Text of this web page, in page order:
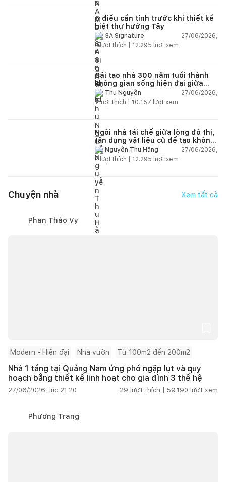
5 điều cần tính trước khi thiết kế
biệt thự hướng Tây
3A Signature
27/06/2026,
2lượt thích | 12.295 lượt xem
Cải tạo nhà 300 năm tuổi thành
không gian sống hiện đại giữa
thiên nhiên
Thu Nguyễn
27/06/2026,
1lượt thích | 10.157 lượt xem
Ngôi nhà tái chế giữa lòng đô thị,
tận dụng vật liệu cũ để tạo không
gian sống linh hoạt
Nguyễn Thu Hằng
27/06/2026,
2lượt thích | 12.295 lượt xem
Chuyện nhà Xem tất cả
Phan Thảo Vy
Modern - Hiện đại Nhà vườn Từ 100m2 đến 200m2
Nhà 1 tầng tại Quảng Nam ứng phó ngập lụt và quy
hoạch bằng thiết kế linh hoạt cho gia đình 3 thế hệ
27/06/2026, lúc 21:20 29 lượt thích | 59.190 lượt xem
Phương Trang